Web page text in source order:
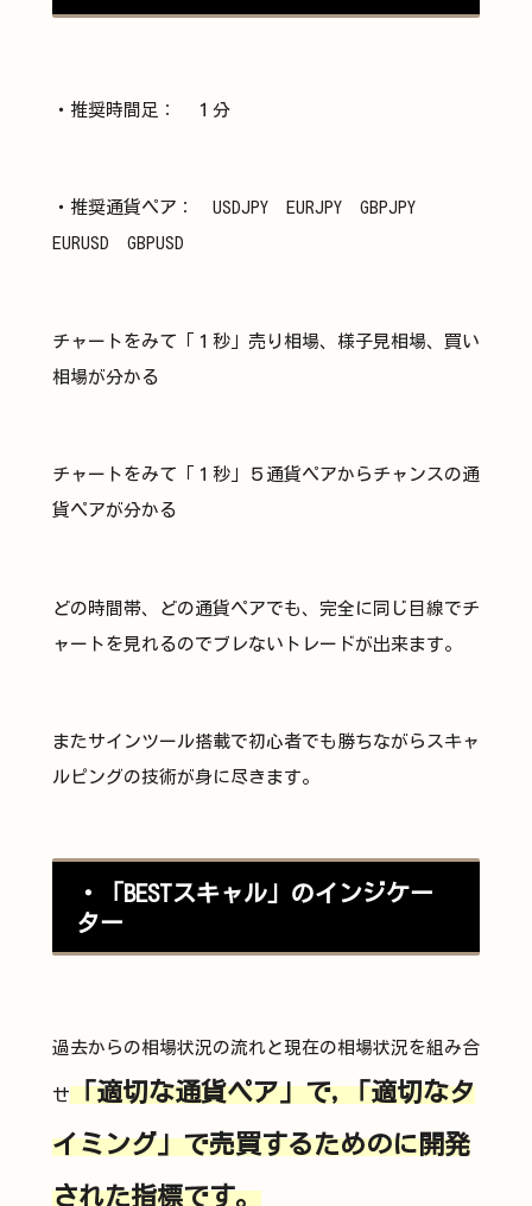
・推奨時間足： １分
・推奨通貨ペア： USDJPY EURJPY GBPJPY
EURUSD GBPUSD
チャートをみて「１秒」売り相場、様子見相場、買い
相場が分かる
チャートをみて「１秒」５通貨ペアからチャンスの通
貨ペアが分かる
どの時間帯、どの通貨ペアでも、完全に同じ目線でチ
ャートを見れるのでブレないトレードが出来ます。
またサインツール搭載で初心者でも勝ちながらスキャ
ルピングの技術が身に尽きます。
・「BESTスキャル」のインジケー
ター
過去からの相場状況の流れと現在の相場状況を組み合
せ「適切な通貨ペア」で,「適切なタ
イミング」で売買するためのに開発
された指標です。